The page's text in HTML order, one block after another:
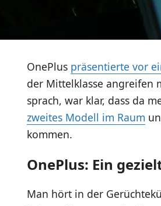
OnePlus präsentierte vor
der Mittelklasse angreifen
sprach, war klar, dass da
zweites Modell im Raum
kommen.
OnePlus: Ein
Man hört in der